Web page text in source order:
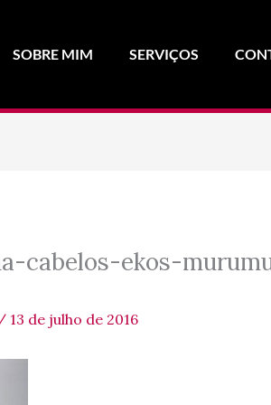
SOBRE MIM SERVIÇOS
cabelos-ekos-
/ 13 de julho de 2016